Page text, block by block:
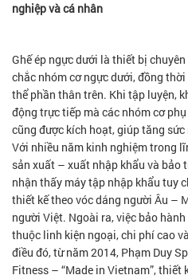
nghiệp và cá nhân
Ghế ép ngực dưới là thiết bị
chắc nhóm cơ ngực dưới, đồng
thể phần thân trên. Khi tập luyện,
động trực tiếp mà các nhóm cơ
cũng được kích hoạt, giúp tăng
Với nhiều năm kinh nghiệm trong
sản xuất – xuất nhập khẩu và bảo
nhận thấy máy tập nhập khẩu tuy
thiết kế theo vóc dáng người Âu –
người Việt. Ngoài ra, việc bảo
thuộc linh kiện ngoại, chi phí cao
điều đó, từ năm 2014, Phạm Duy
Fitness – “Made in Vietnam”, thiết